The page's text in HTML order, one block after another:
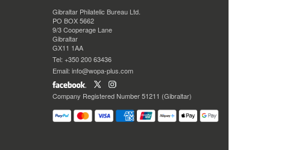
Gibraltar Philatelic Bureau Ltd.
PO BOX 5662
9/3 Cooperage Lane
Gibraltar
GX11 1AA
Tel: +350 200 63436
Email: info@wopa-plus.com
Company Registered Number 51211 (Gibraltar)